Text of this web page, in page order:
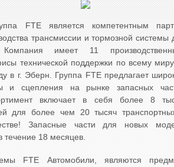
FTE является компетентным
трансмиссии и тормозной системы
Компания имеет 11
технической поддержки по всему
в г. Эберн. Группа FTE предлагает
и сцепления на рынке запасных
включает в себя более 8
для более чем 20 тысяч
Запасные части для новых
течение 18 месяцев.
FTE Автомобили, являются